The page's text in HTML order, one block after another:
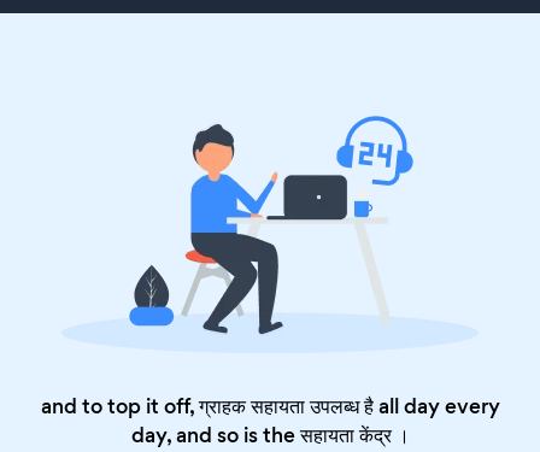
and to top it off, ग्राहक सहायता उपलब्ध है all day every
day, and so is theसहायता केंद्र।